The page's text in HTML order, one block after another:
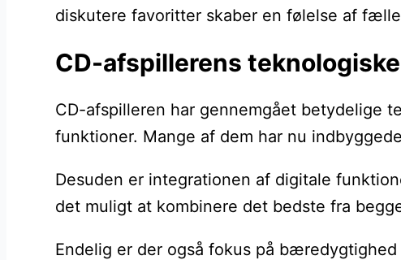
diskutere favoritter skaber en følelse af
CD-afspillerens
CD-afspilleren har gennemgået betydelige
funktioner. Mange af dem har nu
Desuden er integrationen af digitale
det muligt at kombinere det bedste fra
Endelig er der også fokus på